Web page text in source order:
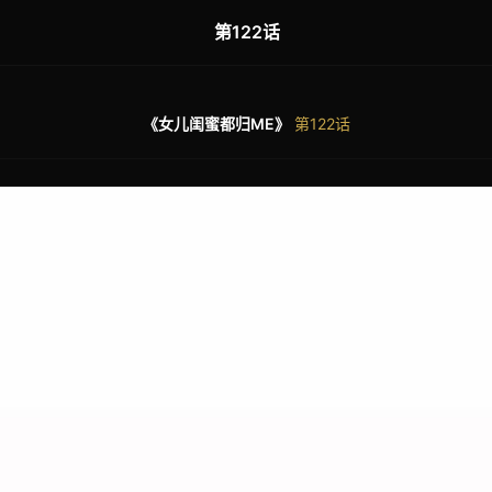
第122话
《女儿闺蜜都归ME》 第122话